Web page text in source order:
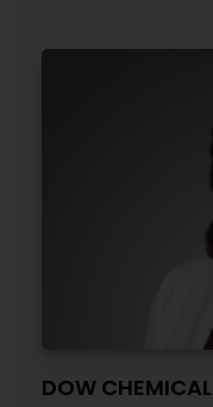
DOW CHEMICAL